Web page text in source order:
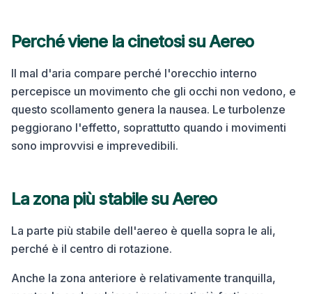
Perché viene la cinetosi su Aereo
Il mal d'aria compare perché l'orecchio interno
percepisce un movimento che gli occhi non vedono, e
questo scollamento genera la nausea. Le turbolenze
peggiorano l'effetto, soprattutto quando i movimenti
sono improvvisi e imprevedibili.
La zona più stabile su Aereo
La parte più stabile dell'aereo è quella sopra le ali,
perché è il centro di rotazione.
Anche la zona anteriore è relativamente tranquilla,